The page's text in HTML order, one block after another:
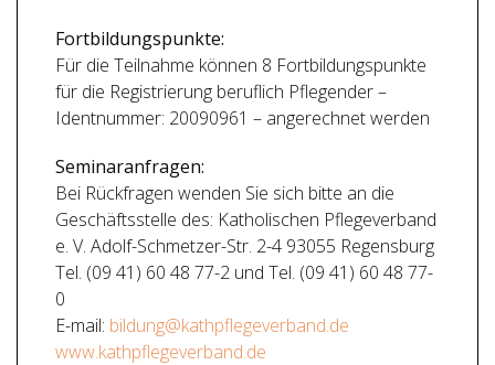
Fortbildungspunkte:
Für die Teilnahme können 8 Fortbildungspunkte
für die Registrierung beruflich Pflegender –
Identnummer: 20090961 – angerechnet werden
Seminaranfragen:
Bei Rückfragen wenden Sie sich bitte an die
Geschäftsstelle des: Katholischen Pflegeverband
e. V. Adolf-Schmetzer-Str. 2-4 93055 Regensburg
Tel. (09 41) 60 48 77-2 und Tel. (09 41) 60 48 77-
0
E-mail: bildung@kathpflegeverband.de
www.kathpflegeverband.de